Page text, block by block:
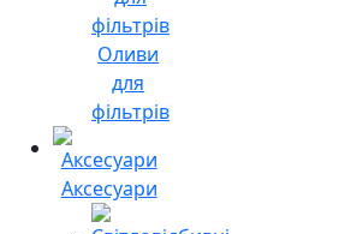
Оливи
для
фільтрів
Аксесуари